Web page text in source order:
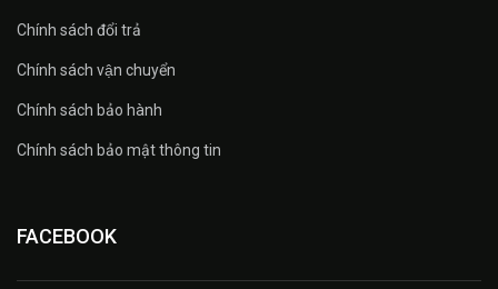
Chính sách đổi trả
Chính sách vận chuyển
Chính sách bảo hành
Chính sách bảo mật thông tin
FACEBOOK